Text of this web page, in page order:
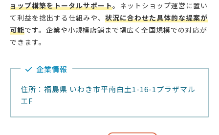
ョップ構築をトータルサポート。ネットショップ運営に置い
て利益を捻出する仕組みや、 状況に合わせた具体的な提案が
可能です。企業や小規模店舗まで幅広く全国規模での対応が
できます。
企業情報
住所：福島県 いわき市平南白土1-16-1プラザマル
エF